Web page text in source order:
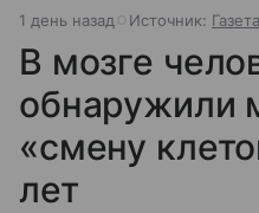
1 день назад Источник:
В мозге
обнаружили
«смену
лет